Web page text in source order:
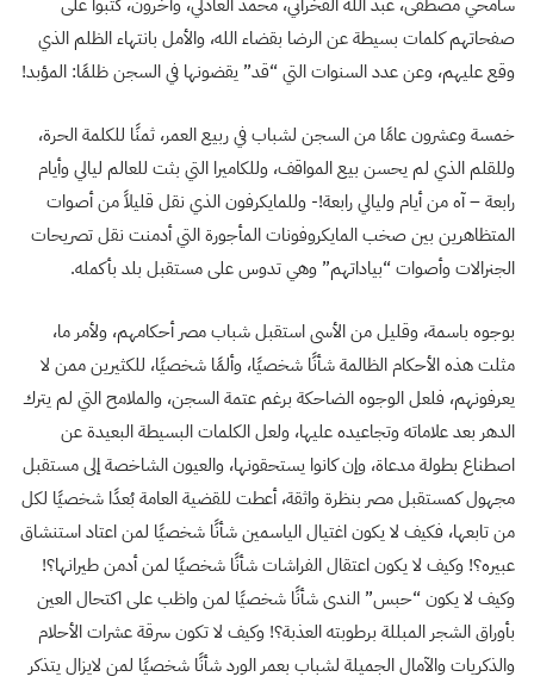
صفحاتهم كلمات بسيطة عن الرضا بقضاء الله، والأمل بانتهاء الظلم الذي
وقع عليهم، وعن عدد السنوات التي “قد” يقضونها في السجن ظلمًا: المؤبد!
خمسة وعشرون عامًا من السجن لشباب في ربيع العمر، ثمنًا للكلمة الحرة،
وللقلم الذي لم يحسن بيع المواقف، وللكاميرا التي بثت للعالم ليالي وأيام
رابعة – آه من أيام وليالي رابعة!- وللمايكرفون الذي نقل قليلاً من أصوات
المتظاهرين بين صخب المايكروفونات المأجورة التي أدمنت نقل تصريحات
الجنرالات وأصوات “بياداتهم” وهي تدوس على مستقبل بلد بأكمله.
بوجوه باسمة، وقليل من الأسى استقبل شباب مصر أحكامهم، ولأمر ما،
مثلت هذه الأحكام الظالمة شأنًا شخصيًا، وألمًا شخصيًا، للكثيرين ممن لا
يعرفونهم، فلعل الوجوه الضاحكة برغم عتمة السجن، والملامح التي لم يترك
الدهر بعد علاماته وتجاعيده عليها، ولعل الكلمات البسيطة البعيدة عن
اصطناع بطولة مدعاة، وإن كانوا يستحقونها، والعيون الشاخصة إلى مستقبل
مجهول كمستقبل مصر بنظرة واثقة، أعطت للقضية العامة بُعدًا شخصيًا لكل
من تابعها، فكيف لا يكون اغتيال الياسمين شأنًا شخصيًا لمن اعتاد استنشاق
عبيره؟! وكيف لا يكون اعتقال الفراشات شأنًا شخصيًا لمن أدمن طيرانها؟!
وكيف لا يكون “حبس” الندى شأنًا شخصيًا لمن واظب على اكتحال العين
بأوراق الشجر المبللة برطوبته العذبة؟! وكيف لا تكون سرقة عشرات الأحلام
والذكريات والآمال الجميلة لشباب بعمر الورد شأنًا شخصيًا لمن لايزال يتذكر